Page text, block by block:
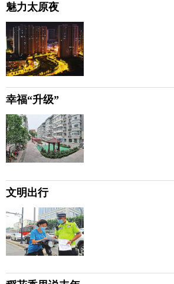
魅力太原夜
幸福“升级”
文明出行